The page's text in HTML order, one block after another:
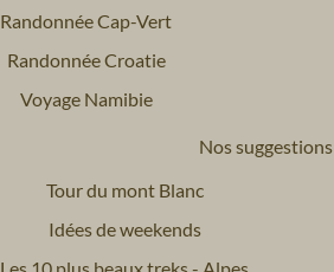
Randonnée Cap-Vert
Randonnée Croatie
Voyage Namibie
Nos suggestions
Tour du mont Blanc
Idées de weekends